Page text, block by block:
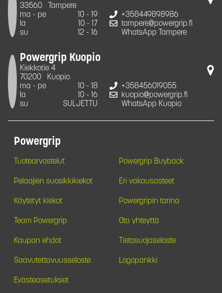
33560
Tampere
ma - pe
10 - 19
la
10 - 17
su
12 - 16
+358449898986
tampere@powergrip.fi
WhatsApp Tampere
Powergrip Kuopio
Kiekkotie 4
70200
Kuopio
ma - pe
10 - 18
la
10 - 16
su
SULJETTU
+358456019055
kuopio@powergrip.fi
WhatsApp Kuopio
Powergrip
Tuotearvostelut Powergrip Buyback
Pelaajien suosikkikiekot Eri vakausasteet
Käytetyt kiekot Powergripin tarina
Team Powergrip Ota yhteyttä
Kaupan ehdot Tietosuojaseloste
Saavutettavuusseloste Logopankki
Evästeasetukset